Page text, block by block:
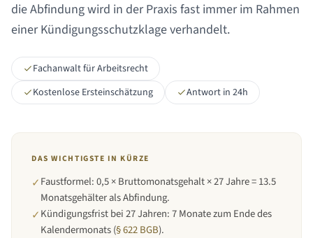
die Abfindung wird in der Praxis fast immer im Rahmen
einer Kündigungsschutzklage verhandelt.
Fachanwalt für Arbeitsrecht
Kostenlose Ersteinschätzung
Antwort in 24h
DAS WICHTIGSTE IN KÜRZE
✓Faustformel: 0,5 × Bruttomonatsgehalt × 27 Jahre = 13.5
Monatsgehälter als Abfindung.
✓Kündigungsfrist bei27 Jahren:7 Monate zum Ende des
Kalendermonats(§ 622 BGB).